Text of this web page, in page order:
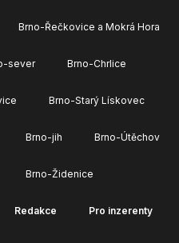
Brno-Řečkovice a Mokrá Hora
sever Brno-Chrlice
Brno-Starý Lískovec
Brno-jih Brno-Útěchov
Brno-Židenice
Redakce Pro inzerenty